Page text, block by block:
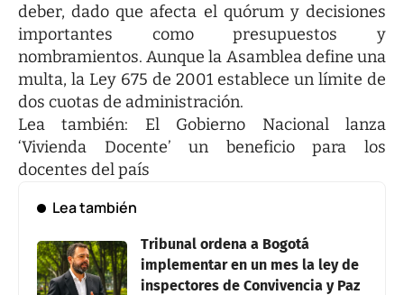
deber, dado que afecta el quórum y decisiones
importantes como presupuestos y
nombramientos. Aunque la Asamblea define una
multa, la Ley 675 de 2001 establece un límite de
dos cuotas de administración.
Lea también: El Gobierno Nacional lanza
‘Vivienda Docente’ un beneficio para los
docentes del país
Lea también
Tribunal ordena a Bogotá
implementar en un mes la ley de
inspectores de Convivencia y Paz